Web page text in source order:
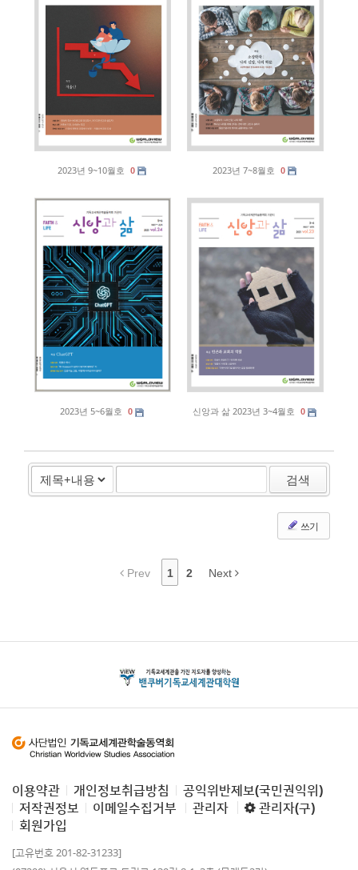
2023년 9~10월호 0 2023년 7~8월호 0
2023년 5~6월호 0 신앙과 삶 2023년 3~4월호 0
검색
쓰기
Prev 1 2 Next
이용약관 개인정보취급방침
공익위반제보(국민권익위)
저작권정보
이메일수집거부 관리자
관리자(구)
회원가입
[고유번호 201-82-31233]